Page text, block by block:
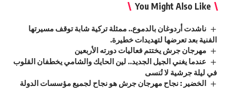
You Might Also Like
ناشدت أردوغان بالدموع.. ممثلة تركية شابة توقف مسيرتها
الفنية بعد تعرضها لتهديدات خطيرة.
مهرجان جرش يختتم فعاليات دورته الأربعين
عندما يغني الجيل الجديد.. لين الحايك والشامي يخطفان القلوب
في ليلة جرشية لا تُنسى
الخضير : نجاح مهرجان جرش هو نجاح لجميع مؤسسات الدولة